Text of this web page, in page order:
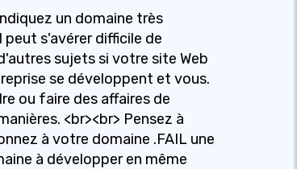
un domaine très
peut s'avérer difficile de
sujets si votre site Web
se développent et vous.
ou faire des affaires de
<br><br> Pensez à
à votre domaine .FAIL une
à développer en même